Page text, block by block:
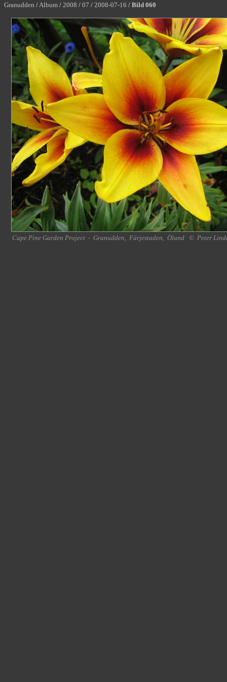
Granudden /Album / 2008 / 07 / 2008-07-16 / Bild 060
Cape Pine Garden Project - Granudden, Färjestaden, Öland © Peter